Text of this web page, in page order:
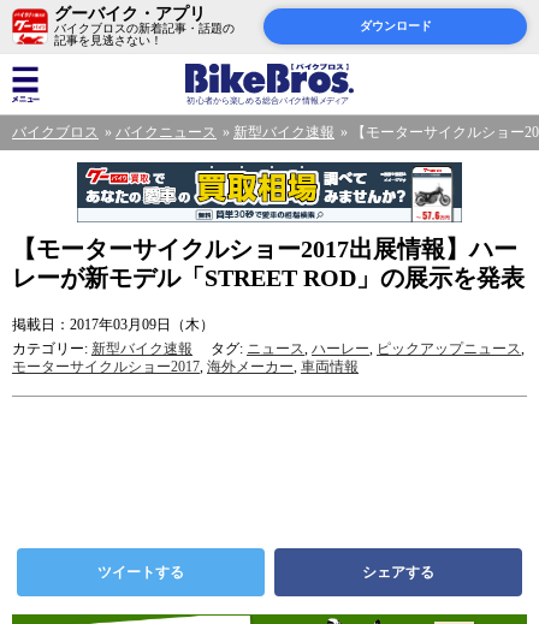
グーバイク・アプリ
バイクブロスの新着記事・話題の
記事を見逃さない！
ダウンロード
バイクブロス バイクニュース 新型バイク速報 【モーターサイクルショー
【モーターサイクルショー2017出展情報】ハー
レーが新モデル「STREET ROD」の展示を発表
掲載日：2017年03月09日（木）
カテゴリー: 新型バイク速報 タグ: ニュース, ハーレー, ピックアップニュース,
モーターサイクルショー2017, 海外メーカー, 車両情報
ツイートする シェアする